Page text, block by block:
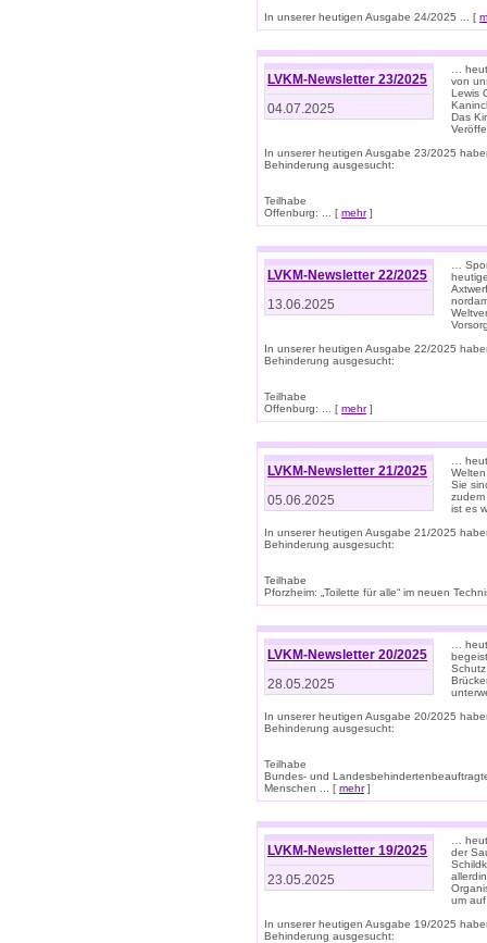
In unserer heutigen Ausgabe 24/2025 ... [
LVKM-Newsletter 23/2025
04.07.2025
…
von
Lewis
Das
In unserer heutigen Ausgabe 23/2025
Behinderung ausgesucht:
Teilhabe
Offenburg: ... [ mehr]
LVKM-Newsletter 22/2025
13.06.2025
…
In unserer heutigen Ausgabe 22/2025
Behinderung ausgesucht:
Teilhabe
Offenburg: ... [ mehr]
LVKM-Newsletter 21/2025
05.06.2025
…
Sie
ist es
In unserer heutigen Ausgabe 21/2025
Behinderung ausgesucht:
Teilhabe
Pforzheim: „Toilette für alle“ im neuen
LVKM-Newsletter 20/2025
28.05.2025
…
In unserer heutigen Ausgabe 20/2025
Behinderung ausgesucht:
Teilhabe
Bundes- und
Menschen ... [ mehr]
LVKM-Newsletter 19/2025
23.05.2025
…
der
um
In unserer heutigen Ausgabe 19/2025
Behinderung ausgesucht: